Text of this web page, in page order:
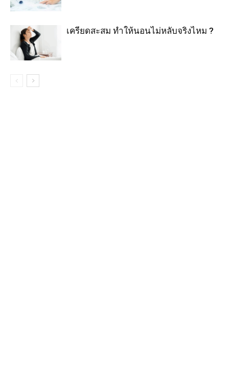
เครียดสะสม ทำให้นอนไม่หลับจริงไหม ?